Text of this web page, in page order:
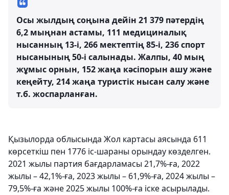
Осы жылдың соңына дейін 21 379 пәтердің
6,2 мыңнан астамы, 111 медициналық
нысанның 13-і, 266 мектептің 85-і, 236 спорт
нысанының 50-і салынады. Жалпы, 40 мың
жұмыс орнын, 152 жаңа кәсіпорын ашу және
кеңейту, 214 жаңа туристік нысан салу және
т.б. жоспарланған.
Қызылорда облысында Жол картасы аясында 611
көрсеткіш пен 1776 іс-шараны орындау көзделген.
2021 жылы партия бағдарламасы 21,7%-ға, 2022
жылы – 42,1%-ға, 2023 жылы – 61,9%-ға, 2024 жылы –
79,5%-ға және 2025 жылы 100%-ға іске асырылады.